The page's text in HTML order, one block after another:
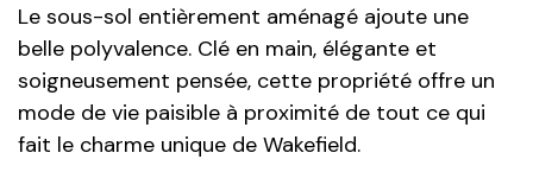
Le sous-sol entièrement aménagé ajoute une
belle polyvalence. Clé en main, élégante et
soigneusement pensée, cette propriété offre un
mode de vie paisible à proximité de tout ce qui
fait le charme unique de Wakefield.